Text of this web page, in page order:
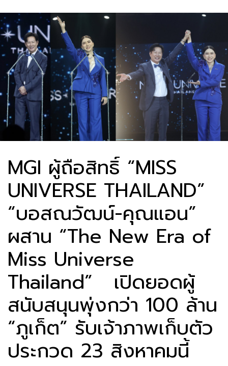
MGI ผู้ถือสิทธิ์ “MISS
UNIVERSE THAILAND”
“บอสณวัฒน์-คุณแอน”
ผสาน “The New Era of
Miss Universe
Thailand” เปิดยอดผู้
สนับสนุนพุ่งกว่า 100 ล้าน
“ภูเก็ต” รับเจ้าภาพเก็บตัว
ประกวด 23 สิงหาคมนี้